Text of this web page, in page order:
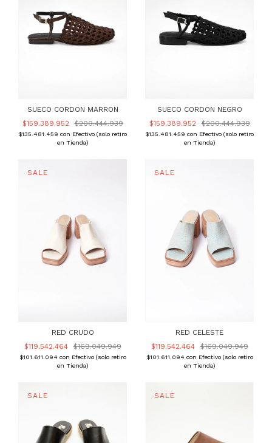
SUECO CORDON MARRON
$159.389.952
$200.444.939
$135.481.459 con Efectivo (solo retiro
en Tienda)
SUECO CORDON NEGRO
$159.389.952
$200.444.939
$135.481.459 con Efectivo (solo retiro
en Tienda)
RED CRUDO
$119.542.464
$169.049.949
$101.611.094 con Efectivo (solo retiro
en Tienda)
RED CELESTE
$119.542.464
$169.049.949
$101.611.094 con Efectivo (solo retiro
en Tienda)